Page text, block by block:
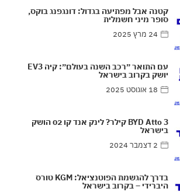
קטנה אבל מפתיעה בגדול: דונגפנג בוקס,
סופר מיני חשמלית
24 מרץ 2025
עם התואר ״רכב השנה בעולם״: קיה EV3
יושק בקרוב בישראל
18 אוגוסט 2025
BYD Atto 3 קילר? לינק אנד קו 02 הושק
בישראל
2 דצמבר 2024
בדרך להגשמת הפוטנציאל: KGM טורס
היברידי – בקרוב בישראל